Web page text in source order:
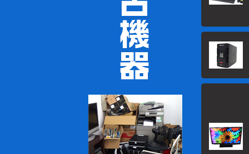
2020/12/29
2020/09/10
2020/09/01
2020/05/08